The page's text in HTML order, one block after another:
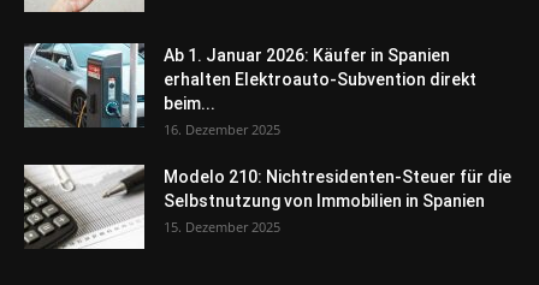
Ab 1. Januar 2026: Käufer in Spanien
erhalten Elektroauto-Subvention direkt
beim...
16. Dezember 2025
Modelo 210: Nichtresidenten-Steuer für die
Selbstnutzung von Immobilien in Spanien
15. Dezember 2025